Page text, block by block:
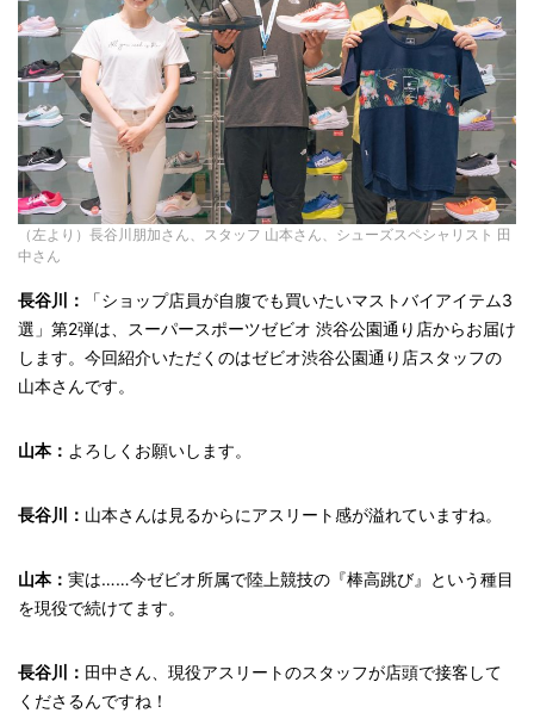
（左より）長谷川朋加さん、スタッフ 山本さん、シューズスペシャリスト 田
中さん
長谷川：
「ショップ店員が自腹でも買いたいマストバイアイテム3
選」第2弾は、スーパースポーツゼビオ 渋谷公園通り店からお届け
します。今回紹介いただくのはゼビオ渋谷公園通り店スタッフの
山本さんです。
山本： よろしくお願いします。
長谷川： 山本さんは見るからにアスリート感が溢れていますね。
山本： 実は……今ゼビオ所属で陸上競技の『棒高跳び』という種目
を現役で続けてます。
長谷川： 田中さん、現役アスリートのスタッフが店頭で接客して
くださるんですね！